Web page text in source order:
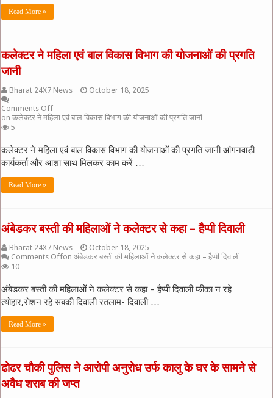
Read More »
कलेक्टर ने महिला एवं बाल विकास विभाग की योजनाओं की प्रगति
जानी
Bharat 24X7 News
October 18, 2025
Comments Off
on कलेक्टर ने महिला एवं बाल विकास विभाग की योजनाओं की प्रगति जानी
5
कलेक्टर ने महिला एवं बाल विकास विभाग की योजनाओं की प्रगति जानी आंगनवाड़ी
कार्यकर्ता और आशा साथ मिलकर काम करें …
Read More »
अंबेडकर बस्ती की महिलाओं ने कलेक्टर से कहा – हैप्पी दिवाली
Bharat 24X7 News
October 18, 2025
Comments Offon अंबेडकर बस्ती की महिलाओं ने कलेक्टर से कहा – हैप्पी दिवाली
10
अंबेडकर बस्ती की महिलाओं ने कलेक्टर से कहा – हैप्पी दिवाली फीका न रहे
त्योहार,रोशन रहे सबकी दिवाली रतलाम- दिवाली …
Read More »
ढोढर चौकी पुलिस ने आरोपी अनुरोध उर्फ कालु के घर के सामने से
अवैध शराब की जप्त